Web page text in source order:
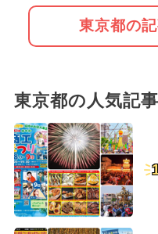
東京都の
東京都の人気記